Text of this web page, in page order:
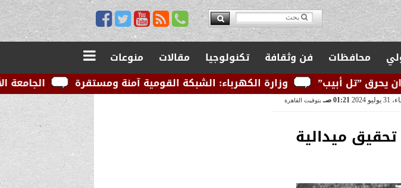
محافظات فن وثقافة تكنولوجيا مقالات
منوعات
الجامعة الأمريكية
وزارة الكهرباء: الشبكة القومية آمنة ومستقرة
2024 01:21 صـ بتوقيت القاهرة
ميدالية